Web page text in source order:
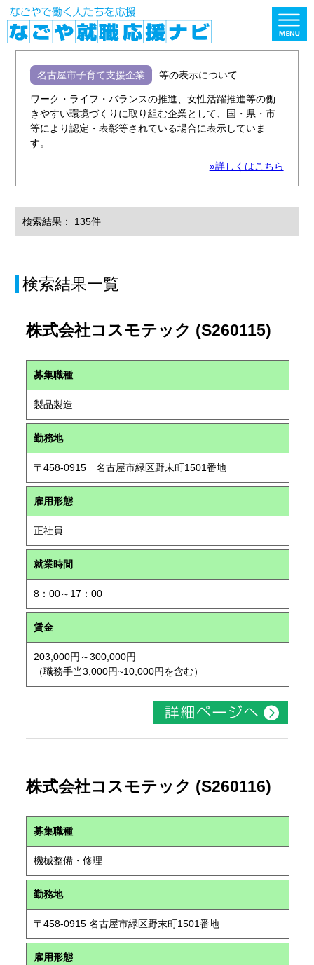
名古屋市子育て支援企業 等の表示について
ワーク・ライフ・バランスの推進、女性活躍推進等の働
きやすい環境づくりに取り組む企業として、国・県・市
等により認定・表彰等されている場合に表示していま
す。
»詳しくはこちら
検索結果： 135件
検索結果一覧
株式会社コスモテック (S260115)
募集職種
製品製造
勤務地
〒458-0915 名古屋市緑区野末町1501番地
雇用形態
正社員
就業時間
8：00～17：00
賃金
203,000円～300,000円
（職務手当3,000円~10,000円を含む）
株式会社コスモテック (S260116)
募集職種
機械整備・修理
勤務地
〒458-0915 名古屋市緑区野末町1501番地
雇用形態